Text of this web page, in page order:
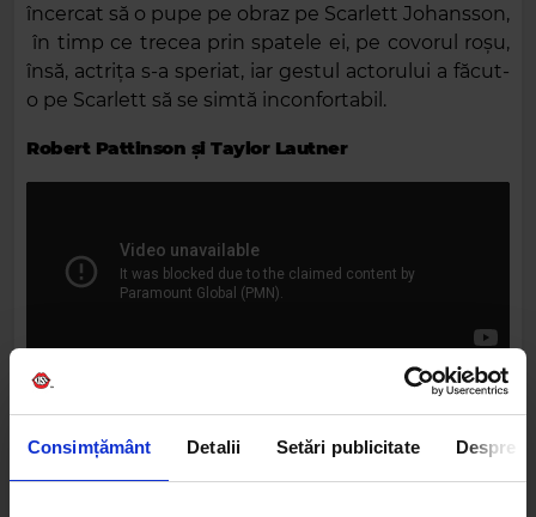
Consimțământ Detalii Setări publicitate Despre
încercat să o pupe pe obraz pe Scarlett Johansson,
în timp ce trecea prin spatele ei, pe covorul roșu,
însă, actrița s-a speriat, iar gestul actorului a făcut-
o pe Scarlett să se simtă inconfortabil.
Robert Pattinson și Taylor Lautner
câștigat trofeul MTV Movie Award pentru „Cel mai
bun sărut” de pe marile ecrane, Rob a decis să